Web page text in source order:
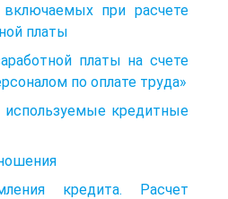
при расчете
платы
платы на счете
по оплате труда»
используемые кредитные
кредита. Расчет